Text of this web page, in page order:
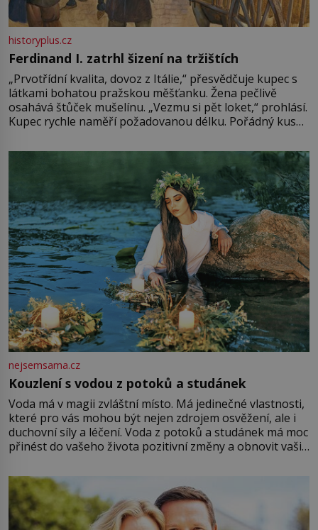
historyplus.cz
Ferdinand I. zatrhl šizení na tržištích
„Prvotřídní kvalita, dovoz z Itálie,“ přesvědčuje kupec s
látkami bohatou pražskou měšťanku. Žena pečlivě
osahává štůček mušelínu. „Vezmu si pět loket,“ prohlásí.
Kupec rychle naměří požadovanou délku. Pořádný kus
milostpaní. Stačí jenom na sukni,“ zhodnotí švadlena
množství růžového mušelínu. „Ošidili vás, podívejte.“
nejsemsama.cz
Kouzlení s vodou z potoků a studánek
Voda má v magii zvláštní místo. Má jedinečné vlastnosti,
které pro vás mohou být nejen zdrojem osvěžení, ale i
duchovní síly a léčení. Voda z potoků a studánek má moc
přinést do vašeho života pozitivní změny a obnovit vaši
můžete obohatit své rituály a přinést do svého života
větší harmonii a klid. Je důležité